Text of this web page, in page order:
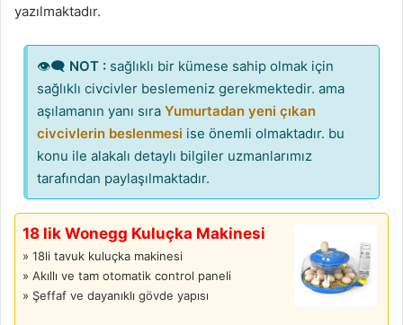
yazılmaktadır.
👁‍🗨 NOT : sağlıklı bir kümese sahip olmak için
sağlıklı civcivler beslemeniz gerekmektedir. ama
aşılamanın yanı sıra Yumurtadan yeni çıkan
civcivlerin beslenmesi ise önemli olmaktadır. bu
konu ile alakalı detaylı bilgiler uzmanlarımız
tarafından paylaşılmaktadır.
18 lik Wonegg Kuluçka Makinesi
» 18li tavuk kuluçka makinesi
» Akıllı ve tam otomatik control paneli
» Şeffaf ve dayanıklı gövde yapısı